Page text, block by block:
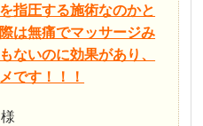
指圧する施術なのかと
は無痛でマッサージみ
ないのに効果があり、
です！！！